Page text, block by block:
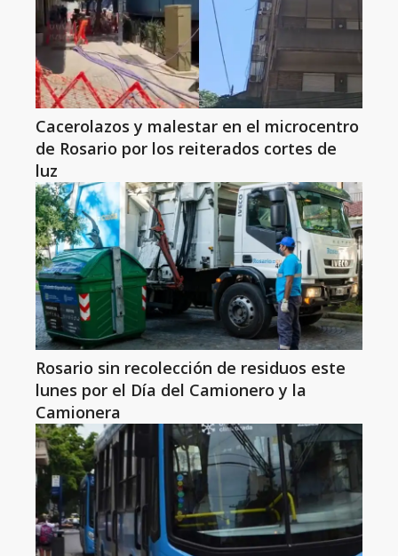
Cacerolazos y malestar en el microcentro
de Rosario por los reiterados cortes de
luz
Rosario sin recolección de residuos este
lunes por el Día del Camionero y la
Camionera